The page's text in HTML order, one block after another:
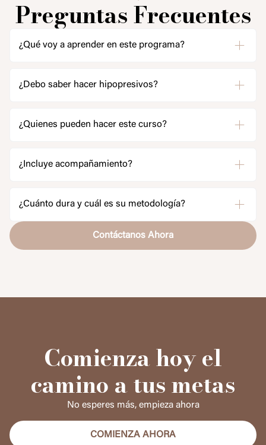
Preguntas Frecuentes
¿Qué voy a aprender en este programa?
¿Debo saber hacer hipopresivos?
¿Quienes pueden hacer este curso?
¿Incluye acompañamiento?
¿Cuánto dura y cuál es su metodología?
Contáctanos Ahora
Comienza hoy el
camino a tus metas
No esperes más, empieza ahora
COMIENZA AHORA